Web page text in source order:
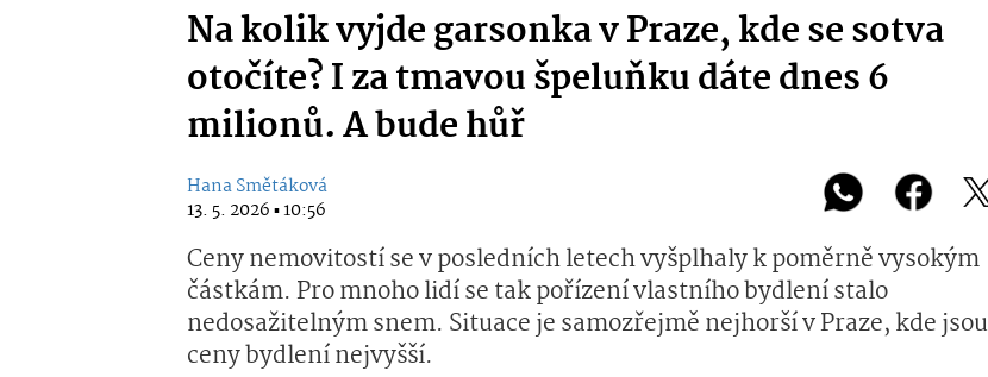
Na kolik vyjde garsonka v Praze, kde se sotva
otočíte? I za tmavou špeluňku dáte dnes 6
milionů. A bude hůř
Hana Smětáková
13. 5. 2026 ▪ 10:56
Ceny nemovitostí se v posledních letech vyšplhaly k poměrně vysokým
částkám. Pro mnoho lidí se tak pořízení vlastního bydlení stalo
nedosažitelným snem. Situace je samozřejmě nejhorší v Praze, kde jsou
ceny bydlení nejvyšší.